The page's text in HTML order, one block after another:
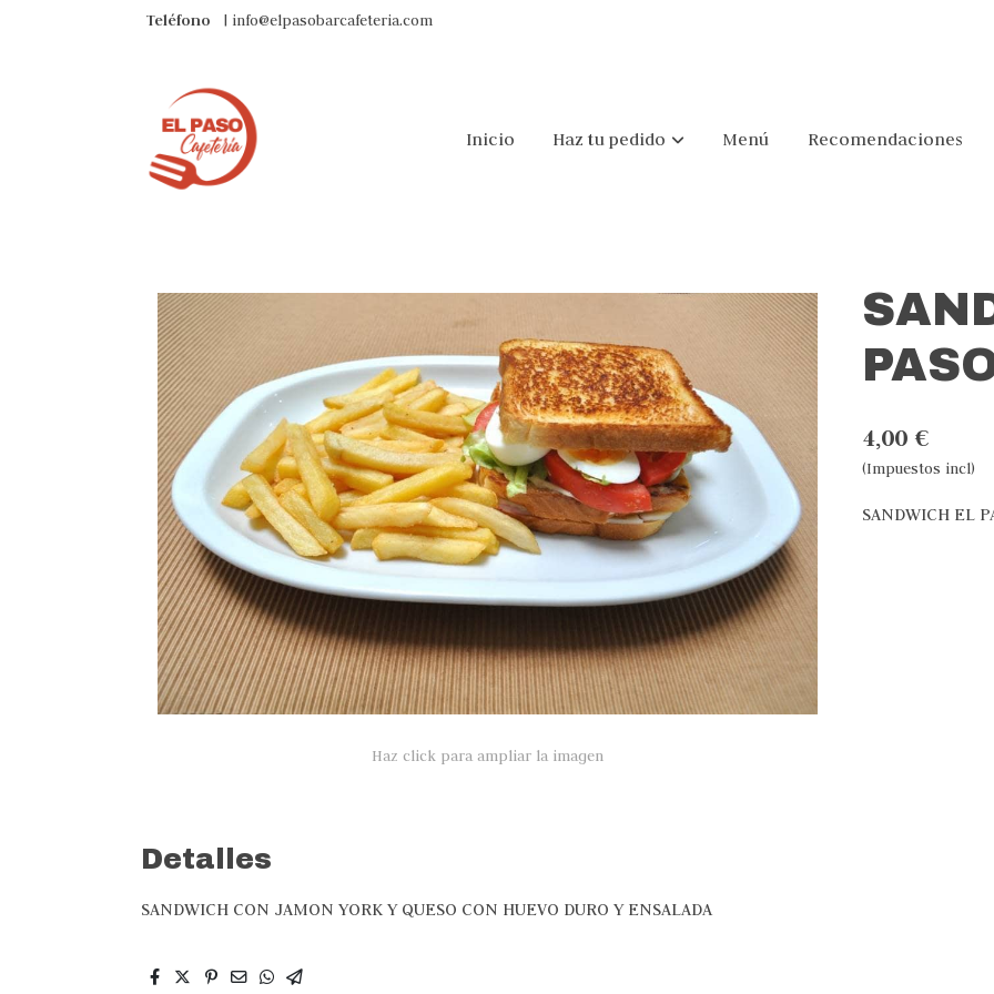
Teléfono | info@elpasobarcafeteria.com
Inicio Haz tu pedido Menú Recomendaciones
Haz click para ampliar la imagen
Detalles
SANDWICH CON JAMON YORK Y QUESO CON HUEVO DURO Y ENSALADA
4,00 €
(Impuestos incl)
SANDWICH EL